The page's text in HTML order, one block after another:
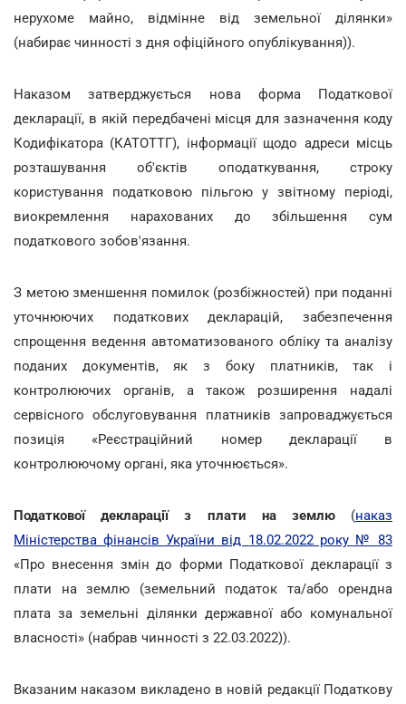
нерухоме майно, відмінне від земельної ділянки»
(набирає чинності з дня офіційного опублікування)).
Наказом затверджується нова форма Податкової
декларації, в якій передбачені місця для зазначення коду
Кодифікатора (КАТОТТГ), інформації щодо адреси місць
розташування об'єктів оподаткування, строку
користування податковою пільгою у звітному періоді,
виокремлення нарахованих до збільшення сум
податкового зобов'язання.
З метою зменшення помилок (розбіжностей) при поданні
уточнюючих податкових декларацій, забезпечення
спрощення ведення автоматизованого обліку та аналізу
поданих документів, як з боку платників, так і
контролюючих органів, а також розширення надалі
сервісного обслуговування платників запроваджується
позиція «Реєстраційний номер декларації в
контролюючому органі, яка уточнюється».
Податкової декларації з плати на землю (наказ
Міністерства фінансів України від 18.02.2022 року № 83
«Про внесення змін до форми Податкової декларації з
плати на землю (земельний податок та/або орендна
плата за земельні ділянки державної або комунальної
власності» (набрав чинності з 22.03.2022)).
Вказаним наказом викладено в новій редакції Податкову